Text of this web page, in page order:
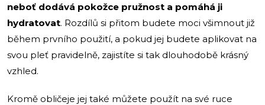
neboť dodává pokožce pružnost a pomáhá ji
hydratovat. Rozdílů si přitom budete moci všimnout již
během prvního použití, a pokud jej budete aplikovat na
svou pleť pravidelně, zajistíte si tak dlouhodobě krásný
vzhled.
Kromě obličeje jej také můžete použít na své ruce